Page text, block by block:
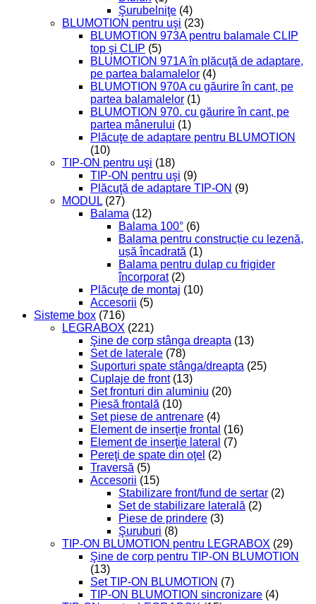
Şurubelniţe (4)
BLUMOTION pentru uşi (23)
BLUMOTION 973A pentru balamale CLIP
top şi CLIP (5)
BLUMOTION 971A în plăcuţă de adaptare,
pe partea balamalelor (4)
BLUMOTION 970A cu găurire în cant, pe
partea balamalelor (1)
BLUMOTION 970. cu găurire în cant, pe
partea mânerului (1)
Plăcuţe de adaptare pentru BLUMOTION
(10)
TIP-ON pentru uşi (18)
TIP-ON pentru uşi (9)
Plăcuţă de adaptare TIP-ON (9)
MODUL (27)
Balama (12)
Balama 100° (6)
Balama pentru construcție cu lezenă,
ușă încadrată (1)
Balama pentru dulap cu frigider
încorporat (2)
Plăcuţe de montaj (10)
Accesorii (5)
Sisteme box (716)
LEGRABOX (221)
Şine de corp stânga dreapta (13)
Set de laterale (78)
Suporturi spate stânga/dreapta (25)
Cuplaje de front (13)
Set fronturi din aluminiu (20)
Piesă frontală (10)
Set piese de antrenare (4)
Element de inserţie frontal (16)
Element de inserţie lateral (7)
Pereţi de spate din oţel (2)
Traversă (5)
Accesorii (15)
Stabilizare front/fund de sertar (2)
Set de stabilizare laterală (2)
Piese de prindere (3)
Şuruburi (8)
TIP-ON BLUMOTION pentru LEGRABOX (29)
Şine de corp pentru TIP-ON BLUMOTION
(13)
Set TIP-ON BLUMOTION (7)
TIP-ON BLUMOTION sincronizare (4)